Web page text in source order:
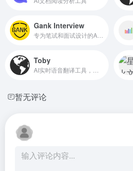
Gank Interview
Toby
暂无评论